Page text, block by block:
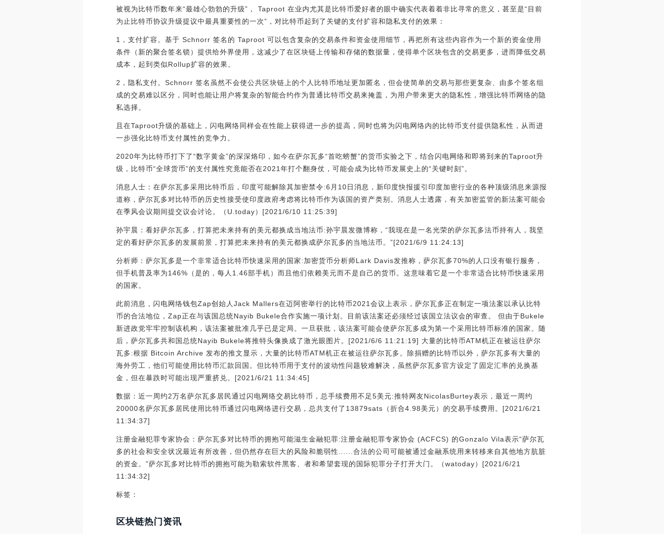
被视为比特币数年来“最雄心勃勃的升级”， Taproot 在业内尤其是比特币爱好者的眼中确实代表着着非比寻常的意义，甚至是“目前
为止比特币协议升级提议中最具重要性的一次”，对比特币起到了关键的支付扩容和隐私支付的效果：
1，支付扩容。基于 Schnorr 签名的 Taproot 可以包含复杂的交易条件和资金使用细节，再把所有这些内容作为一个新的资金使用
条件（新的聚合签名锁）提供给外界使用，这减少了在区块链上传输和存储的数据量，使得单个区块包含的交易更多，进而降低交易
成本，起到类似Rollup扩容的效果。
2，隐私支付。Schnorr 签名虽然不会使公共区块链上的个人比特币地址更加匿名，但会使简单的交易与那些更复杂、由多个签名组
成的交易难以区分，同时也能让用户将复杂的智能合约作为普通比特币交易来掩盖，为用户带来更大的隐私性，增强比特币网络的隐
私选择。
且在Taproot升级的基础上，闪电网络同样会在性能上获得进一步的提高，同时也将为闪电网络内的比特币支付提供隐私性，从而进
一步强化比特币支付属性的竞争力。
2020年为比特币打下了“数字黄金”的深深烙印，如今在萨尔瓦多“首吃螃蟹”的货币实验之下，结合闪电网络和即将到来的Taproot升
级，比特币“全球货币”的支付属性究竟能否在2021年打个翻身仗，可能会成为比特币发展史上的“关键时刻”。
消息人士：在萨尔瓦多采用比特币后，印度可能解除其加密禁令:6月10日消息，新印度快报援引印度加密行业的各种顶级消息来源报
道称，萨尔瓦多对比特币的历史性接受使印度政府考虑将比特币作为该国的资产类别。消息人士透露，有关加密监管的新法案可能会
在季风会议期间提交议会讨论。（U.today）[2021/6/10 11:25:39]
孙宇晨：看好萨尔瓦多，打算把未来持有的美元都换成当地法币:孙宇晨发微博称，“我现在是一名光荣的萨尔瓦多法币持有人，我坚
定的看好萨尔瓦多的发展前景，打算把未来持有的美元都换成萨尔瓦多的当地法币。”[2021/6/9 11:24:13]
分析师：萨尔瓦多是一个非常适合比特币快速采用的国家:加密货币分析师Lark Davis发推称，萨尔瓦多70%的人口没有银行服务，
但手机普及率为146%（是的，每人1.46部手机）而且他们依赖美元而不是自己的货币。这意味着它是一个非常适合比特币快速采用
的国家。
此前消息，闪电网络钱包Zap创始人Jack Mallers在迈阿密举行的比特币2021会议上表示，萨尔瓦多正在制定一项法案以承认比特
币的合法地位，Zap正在与该国总统Nayib Bukele合作实施一项计划。目前该法案还必须经过该国立法议会的审查。 但由于Bukele
新进政党牢牢控制该机构，该法案被批准几乎已是定局。一旦获批，该法案可能会使萨尔瓦多成为第一个采用比特币标准的国家。随
后，萨尔瓦多共和国总统Nayib Bukele将推特头像换成了激光眼图片。[2021/6/6 11:21:19] 大量的比特币ATM机正在被运往萨尔
瓦多:根据 Bitcoin Archive 发布的推文显示，大量的比特币ATM机正在被运往萨尔瓦多。除捐赠的比特币以外，萨尔瓦多有大量的
海外劳工，他们可能使用比特币汇款回国。但比特币用于支付的波动性问题较难解决，虽然萨尔瓦多官方设定了固定汇率的兑换基
金，但在暴跌时可能出现严重挤兑。[2021/6/21 11:34:45]
数据：近一周约2万名萨尔瓦多居民通过闪电网络交易比特币，总手续费用不足5美元:推特网友NicolasBurtey表示，最近一周约
20000名萨尔瓦多居民使用比特币通过闪电网络进行交易，总共支付了13879sats（折合4.98美元）的交易手续费用。[2021/6/21
11:34:37]
注册金融犯罪专家协会：萨尔瓦多对比特币的拥抱可能滋生金融犯罪:注册金融犯罪专家协会 (ACFCS) 的Gonzalo Vila表示“萨尔瓦
多的社会和安全状况最近有所改善，但仍然存在巨大的风险和脆弱性......合法的公司可能被通过金融系统用来转移来自其他地方肮脏
的资金。”萨尔瓦多对比特币的拥抱可能为勒索软件黑客、者和希望套现的国际犯罪分子打开大门。（watoday）[2021/6/21
11:34:32]
标签：
区块链热门资讯